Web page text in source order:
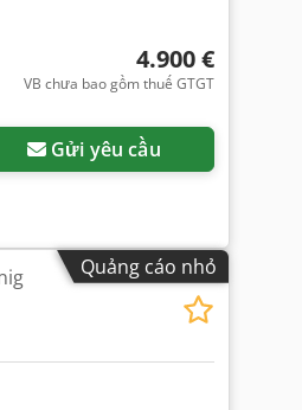
4.900 €
VB chưa bao gồm thuế GTGT
Gửi yêu cầu
Quảng cáo nhỏ